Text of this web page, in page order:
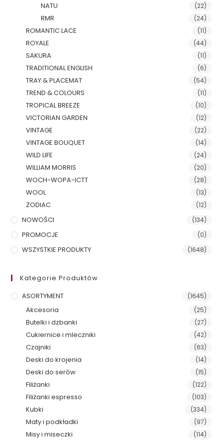
NATU (22)
RMR (24)
ROMANTIC LACE (11)
ROYALE (44)
SAKURA (11)
TRADITIONAL ENGLISH (6)
TRAY & PLACEMAT (54)
TREND & COLOURS (11)
TROPICAL BREEZE (10)
VICTORIAN GARDEN (12)
VINTAGE (22)
VINTAGE BOUQUET (14)
WILD LIFE (24)
WILLIAM MORRIS (20)
WOCH-WOPA-ICTT (28)
WOOL (13)
ZODIAC (12)
NOWOŚCI (134)
PROMOCJE (0)
WSZYSTKIE PRODUKTY (1648)
Kategorie Produktów
ASORTYMENT
(1645)
Akcesoria (25)
Butelki i dzbanki (27)
Cukiernice i mleczniki (42)
Czajniki (63)
Deski do krojenia (14)
Deski do serów (15)
Filiżanki (122)
Filiżanki espresso (103)
Kubki (334)
Maty i podkładki (97)
Misy i miseczki (114)